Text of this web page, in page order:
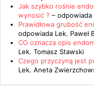
Jak szybko rośnie
wynosić ? – odpowiada
Prawidłowa grubość
odpowiada Lek. Paweł
CO oznacza opis
Lek. Tomasz Stawski
Czego przyczyną jest
Lek. Aneta